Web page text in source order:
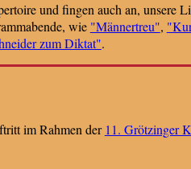
und fingen auch an, unsere
wie "Männertreu",
zum Diktat".
im Rahmen der 11. Grötzinger